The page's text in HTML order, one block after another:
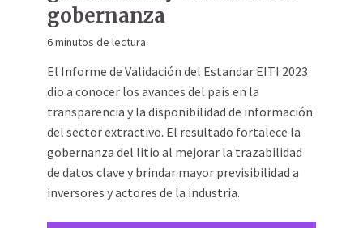
gobernanza
6 minutos de lectura
El Informe de Validación del Estandar EITI 2023
dio a conocer los avances del país en la
transparencia y la disponibilidad de información
del sector extractivo. El resultado fortalece la
gobernanza del litio al mejorar la trazabilidad
de datos clave y brindar mayor previsibilidad a
inversores y actores de la industria.